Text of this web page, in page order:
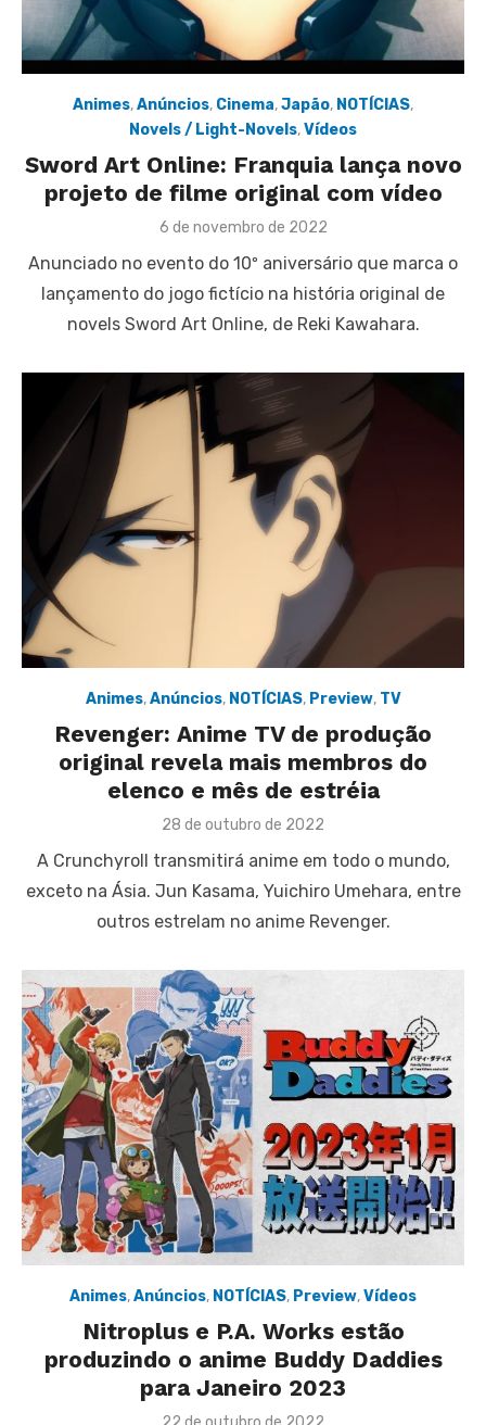
Animes,Anúncios, Cinema,Japão, NOTÍCIAS,
Novels / Light-Novels,Vídeos
Sword Art Online: Franquia lança novo
projeto de filme original com vídeo
Posted
6 de novembro de 2022
Anunciado no evento do 10º aniversário que marca o
lançamento do jogo fictício na história original de
novels Sword Art Online, de Reki Kawahara.
Animes,Anúncios, NOTÍCIAS, Preview, TV
Revenger: Anime TV de produção
original revela mais membros do
elenco e mês de estréia
Posted
28 de outubro de 2022
A Crunchyroll transmitirá anime em todo o mundo,
exceto na Ásia. Jun Kasama, Yuichiro Umehara, entre
outros estrelam no anime Revenger.
Animes,Anúncios, NOTÍCIAS, Preview,Vídeos
Nitroplus e P.A. Works estão
produzindo o anime Buddy Daddies
para Janeiro 2023